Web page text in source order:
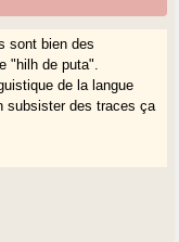
sont bien des
"hilh de puta".
de la langue
subsister des traces ça